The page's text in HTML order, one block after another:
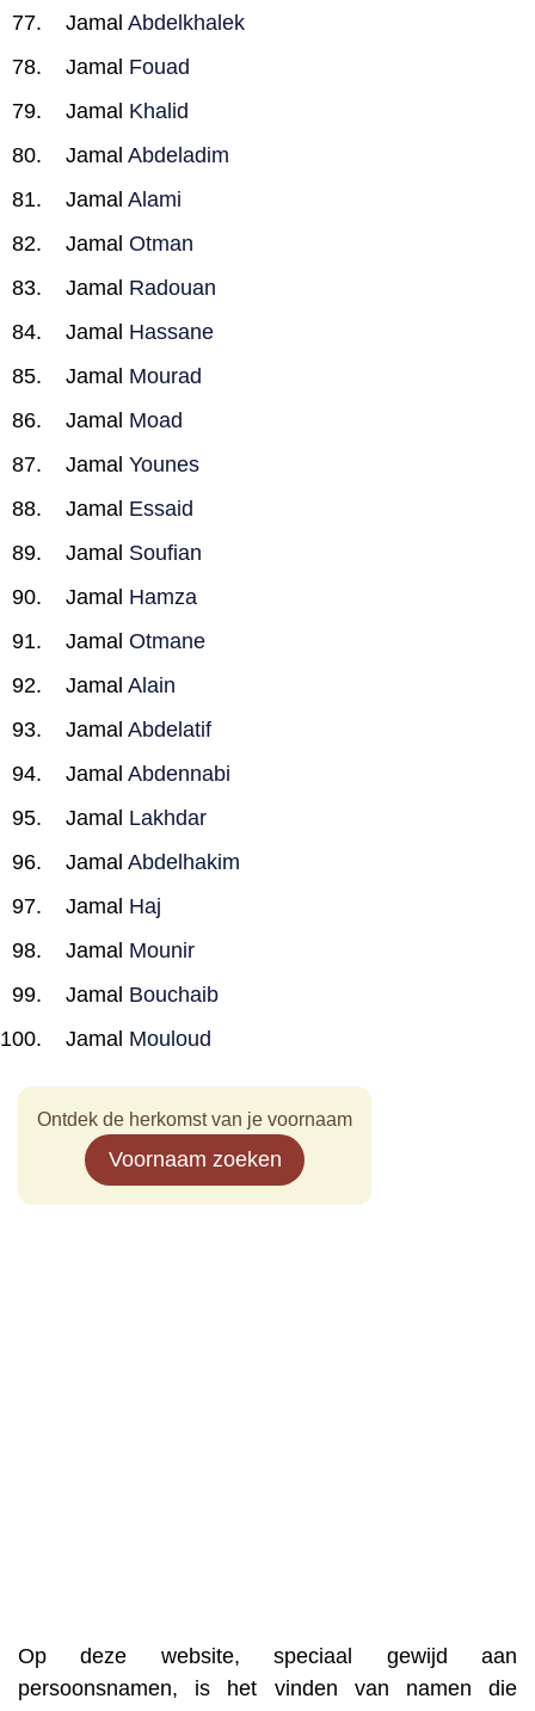
Jamal Abdelkhalek
Jamal Fouad
Jamal Khalid
Jamal Abdeladim
Jamal Alami
Jamal Otman
Jamal Radouan
Jamal Hassane
Jamal Mourad
Jamal Moad
Jamal Younes
Jamal Essaid
Jamal Soufian
Jamal Hamza
Jamal Otmane
Jamal Alain
Jamal Abdelatif
Jamal Abdennabi
Jamal Lakhdar
Jamal Abdelhakim
Jamal Haj
Jamal Mounir
Jamal Bouchaib
Jamal Mouloud
Ontdek de herkomst van je voornaam
Voornaam zoeken
Op deze website, speciaal gewijd aan
persoonsnamen, is het vinden van namen die